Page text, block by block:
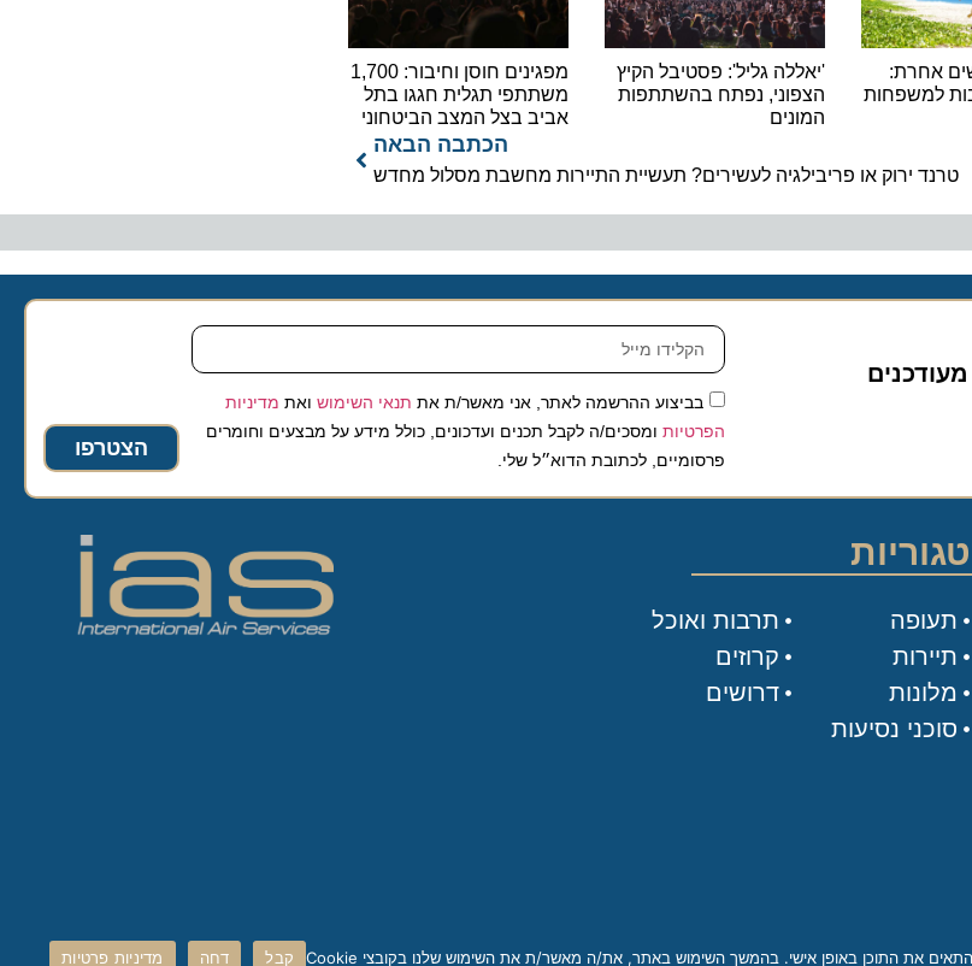
אחרת:
'יאללה גליל': פסטיבל הקיץ
הצפוני, נפתח בהשתתפות
המונים
מפגינים חוסן וחיבור: 1,700
משתתפי תגלית חגגו בתל
אביב בצל המצב הביטחוני
הכתבה הבאה
ירוק או פריבילגיה לעשירים? תעשיית התיירות מחשבת מסלול מחדש
בביצוע ההרשמה לאתר, אני מאשר/ת אתתנאי השימושואת מדיניות
הפרטיותומסכים/ה לקבל תכנים ועדכונים, כולל מידע על מבצעים וחומרים
פרסומיים, לכתובת הדוא״ל שלי.
הצטרפו
נסיעות
תרבות ואוכל
קרוזים
דרושים
קבל מדיניות פרטיות